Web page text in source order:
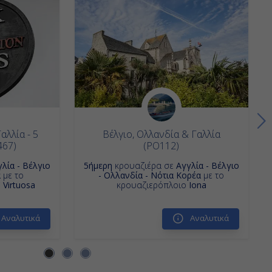
- 5
- Βέλγιο
με το
Virtuosa
Βέλγιο, Ολλανδία & Γαλλία
(PO112)
5ήμερη κρουαζιέρα σε Αγγλία - Βέλγιο
- Ολλανδία - Νότια Κορέα με το
κρουαζιερόπλοιοIona
Αναλυτικά